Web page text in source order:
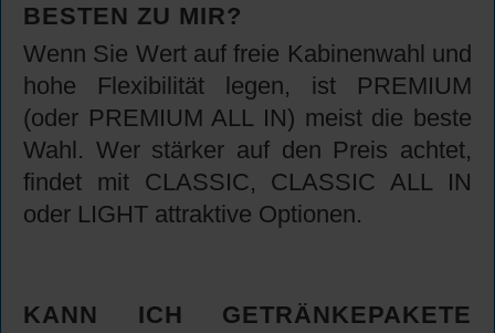
BESTEN ZU MIR?
Wenn Sie Wert auf freie Kabinenwahl und
hohe Flexibilität legen, ist PREMIUM
(oder PREMIUM ALL IN) meist die beste
Wahl. Wer stärker auf den Preis achtet,
findet mit CLASSIC, CLASSIC ALL IN
oder LIGHT attraktive Optionen.
KANN ICH GETRÄNKEPAKETE